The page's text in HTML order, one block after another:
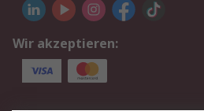
Wir akzeptieren: